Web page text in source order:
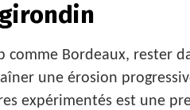
Bordeaux, rester
une érosion
expérimentés est une